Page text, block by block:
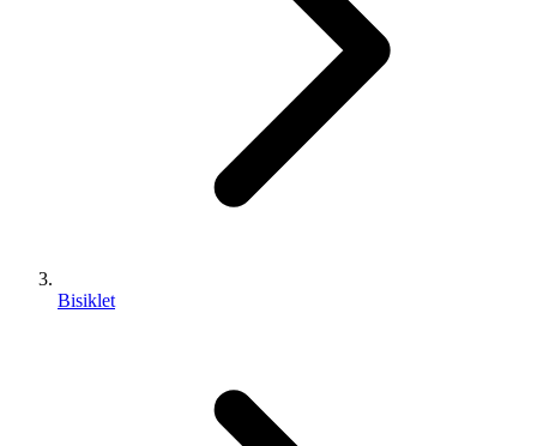
Bisiklet